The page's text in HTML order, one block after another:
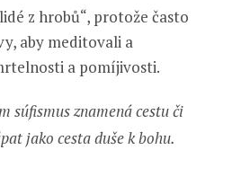
z hrobů“, protože často
aby meditovali a
a pomíjivosti.
súfismus znamená cestu či
jako cesta duše k bohu.